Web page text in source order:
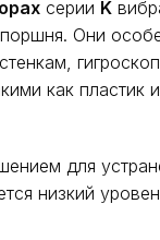
серии K
Они
как пластик
для
низкий